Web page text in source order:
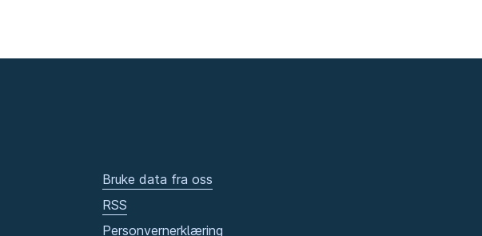
Bruke data fra oss
RSS
Personvernerklæring